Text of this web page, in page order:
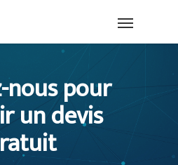
nous pour
un devis